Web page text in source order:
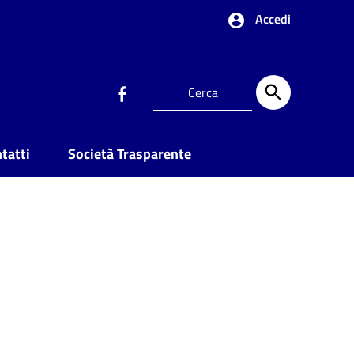
Accedi
Società Trasparente